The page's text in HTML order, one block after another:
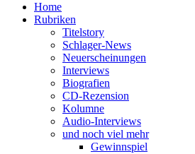
Home
Rubriken
Titelstory
Schlager-News
Neuerscheinungen
Interviews
Biografien
CD-Rezension
Kolumne
Audio-Interviews
und noch viel mehr
Gewinnspiel